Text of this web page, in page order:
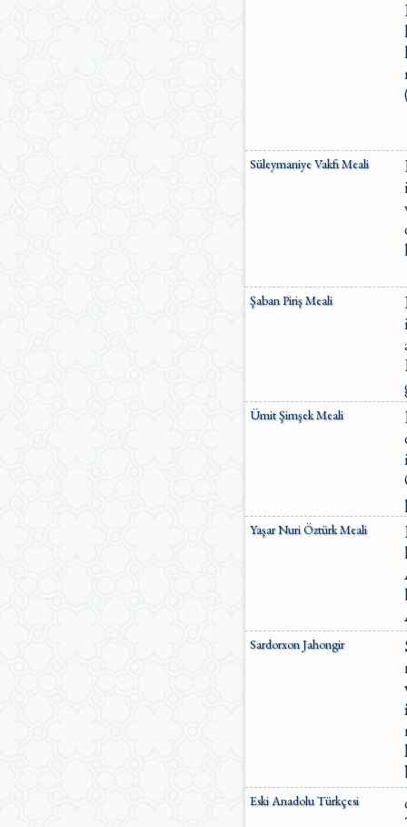
Süleymaniye Vakfı Meali
Şaban Piriş Meali
Ümit Şimşek Meali
Yaşar Nuri Öztürk Meali
Sardorxon Jahongir
Eski Anadolu Türkçesi